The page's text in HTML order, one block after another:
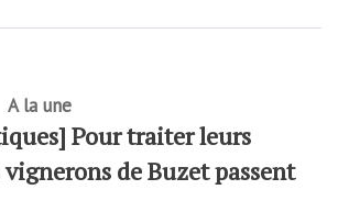
A la une
Pour traiter leurs
de Buzet passent